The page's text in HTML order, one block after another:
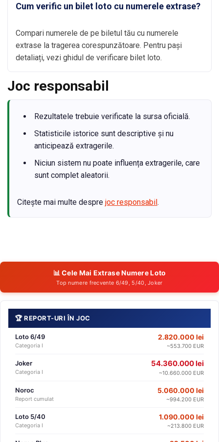
Cum verific un bilet loto cu numerele extrase?
Compari numerele de pe biletul tău cu numerele
extrase la tragerea corespunzătoare. Pentru pași
detaliați, vezi ghidul de verificare bilet loto.
Joc responsabil
Rezultatele trebuie verificate la sursa oficială.
Statisticile istorice sunt descriptive și nu
anticipează extragerile.
Niciun sistem nu poate influența extragerile, care
sunt complet aleatorii.
Citește mai multe despre joc responsabil.
📊 Cele Mai Extrase Numere Loto
Top numere frecvente 6/49, 5/40, Joker
🏆 REPORT-URI ÎN JOC
Loto 6/49
Categoria I
2.820.000 lei
~553.700 EUR
Joker
Categoria I
54.360.000 lei
~10.660.000 EUR
Noroc
Report cumulat
5.060.000 lei
~994.200 EUR
Loto 5/40
Categoria I
1.090.000 lei
~213.800 EUR